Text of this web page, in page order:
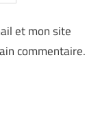
et mon site
commentaire.